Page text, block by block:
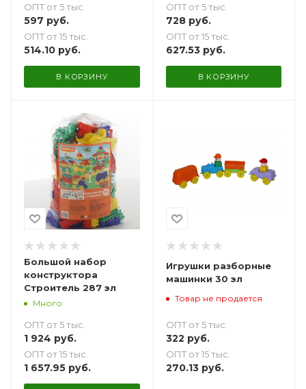
ОПТ от 5 тыс.
597 руб.
ОПТ от 15 тыс.
514.10 руб.
В КОРЗИНУ
ОПТ от 5 тыс.
728руб.
ОПТ от 15 тыс.
627.53руб.
В КОРЗИНУ
Большой набор
конструктора
Строитель 287 эл
Много
ОПТ от 5 тыс.
1 924 руб.
ОПТ от 15 тыс.
1 657.95 руб.
Игрушки разборные
машинки 30 эл
Товар не продается
ОПТ от 5 тыс.
322 руб.
ОПТ от 15 тыс.
270.13руб.